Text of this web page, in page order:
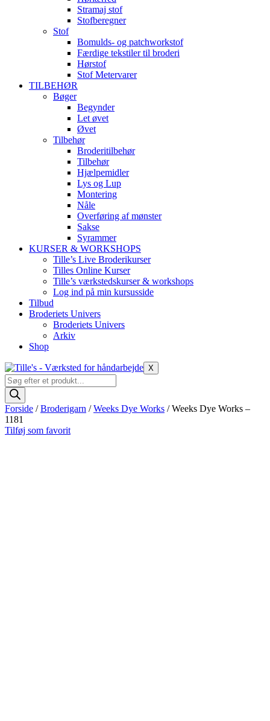
Stramaj stof
Stofberegner
Stof
Bomulds- og patchworkstof
Færdige tekstiler til broderi
Hørstof
Stof Metervarer
TILBEHØR
Bøger
Begynder
Let øvet
Øvet
Tilbehør
Broderitilbehør
Tilbehør
Hjælpemidler
Lys og Lup
Montering
Nåle
Overføring af mønster
Sakse
Syrammer
KURSER & WORKSHOPS
Tille’s Live Broderikurser
Tilles Online Kurser
Tille’s værkstedskurser & workshops
Log ind på min kursusside
Tilbud
Broderiets Univers
Broderiets Univers
Arkiv
Shop
X
Products
search
Forside /Broderigarn /Weeks Dye Works / Weeks Dye Works –
1181
Tilføj som favorit